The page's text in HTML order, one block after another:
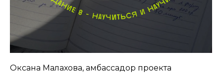
Оксана Малахова, амбассадор проекта